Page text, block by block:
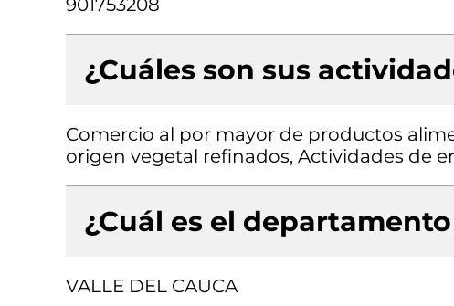
901753208
¿Cuáles son sus
Comercio al por mayor de productos
origen vegetal refinados, Actividades de
¿Cuál es el
VALLE DEL CAUCA